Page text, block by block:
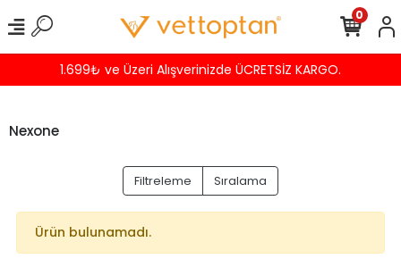
1.699₺ ve Üzeri Alışverinizde ÜCRETSİZ KARGO.
0
Nexone
Filtreleme Sıralama
Ürün bulunamadı.